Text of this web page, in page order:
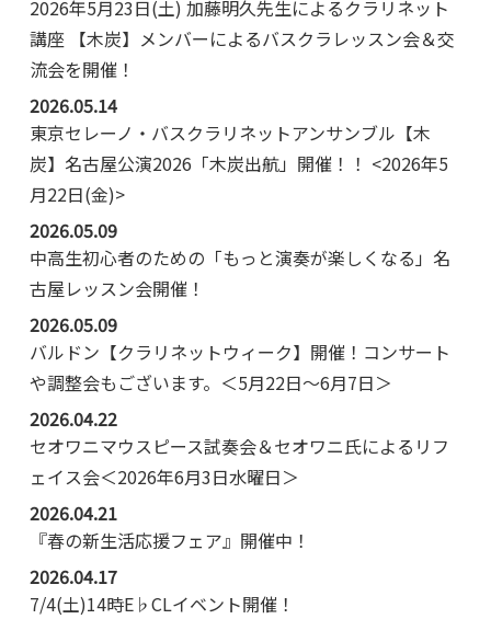
2026年5月23日(土) 加藤明久先生によるクラリネット
講座 【木炭】メンバーによるバスクラレッスン会＆交
流会を開催！
2026.05.14
東京セレーノ・バスクラリネットアンサンブル【木
炭】名古屋公演2026「木炭出航」開催！！ <2026年5
月22日(金)>
2026.05.09
中高生初心者のための「もっと演奏が楽しくなる」名
古屋レッスン会開催！
2026.05.09
バルドン【クラリネットウィーク】開催！コンサート
や調整会もございます。＜5月22日～6月7日＞
2026.04.22
セオワニマウスピース試奏会＆セオワニ氏によるリフ
ェイス会＜2026年6月3日水曜日＞
2026.04.21
『春の新生活応援フェア』開催中！
2026.04.17
7/4(土)14時E♭CLイベント開催！